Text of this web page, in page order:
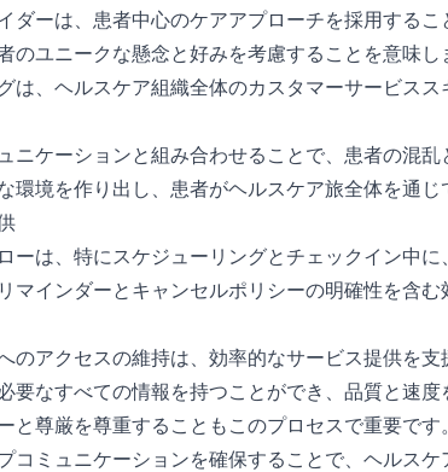
ダーは、患者中心のケアアプローチを採用するこ
のユニークな懸念と好みを考慮することを意味
は、ヘルスケア組織全体のカスタマーサービス
ニケーションと組み合わせることで、患者の混
環境を作り出し、患者がヘルスケア旅全体を通じ
ーは、特にスケジューリングとチェックイン中
マインダーとキャンセルポリシーの明確性を含
のアクセスの維持は、効率的なサービス提供を
要なすべての情報を持つことができ、品質と速度
と尊厳を尊重することもこのプロセスで重要で
コミュニケーションを確保することで、ヘルス